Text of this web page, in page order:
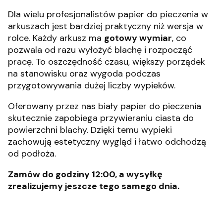
Dla wielu profesjonalistów papier do pieczenia w
arkuszach jest bardziej praktyczny niż wersja w
rolce. Każdy arkusz ma gotowy wymiar, co
pozwala od razu wyłożyć blachę i rozpocząć
pracę. To oszczędność czasu, większy porządek
na stanowisku oraz wygoda podczas
przygotowywania dużej liczby wypieków.
Oferowany przez nas biały papier do pieczenia
skutecznie zapobiega przywieraniu ciasta do
powierzchni blachy. Dzięki temu wypieki
zachowują estetyczny wygląd i łatwo odchodzą
od podłoża.
Zamów do godziny 12:00, a wysyłkę
zrealizujemy jeszcze tego samego dnia.